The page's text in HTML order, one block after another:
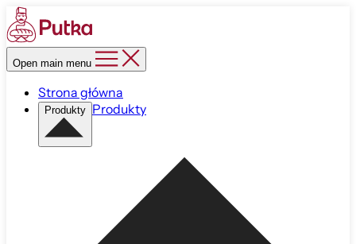
Open main menu
Strona główna
Produkty Produkty